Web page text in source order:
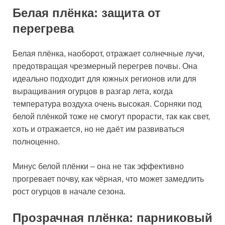
Белая плёнка: защита от
перегрева
Белая плёнка, наоборот, отражает солнечные лучи,
предотвращая чрезмерный перегрев почвы. Она
идеально подходит для южных регионов или для
выращивания огурцов в разгар лета, когда
температура воздуха очень высокая. Сорняки под
белой плёнкой тоже не смогут прорасти, так как свет,
хоть и отражается, но не даёт им развиваться
полноценно.
Минус белой плёнки – она не так эффективно
прогревает почву, как чёрная, что может замедлить
рост огурцов в начале сезона.
Прозрачная плёнка: парниковый